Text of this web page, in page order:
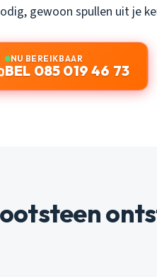
gewoon spullen uit je
NU BEREIKBAAR
BEL 085 019 46 73